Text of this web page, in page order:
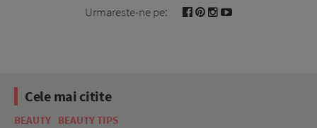
Urmareste-ne pe:
Cele mai citite
BEAUTY BEAUTY TIPS